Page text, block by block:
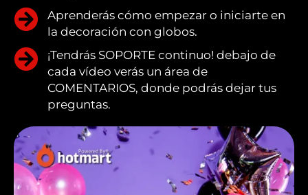
Aprenderás cómo empezar o iniciarte en
la decoración con globos.
¡Tendrás SOPORTE continuo! debajo de
cada vídeo verás un área de
COMENTARIOS, donde podrás dejar tus
preguntas.